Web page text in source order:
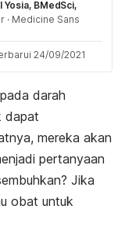
Yosia, BMedSci,
· Medicine Sans
24/09/2021
darah
dapat
mereka akan
pertanyaan
Jika
obat untuk